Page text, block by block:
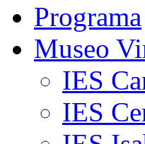
Programa
Museo
IES
IES